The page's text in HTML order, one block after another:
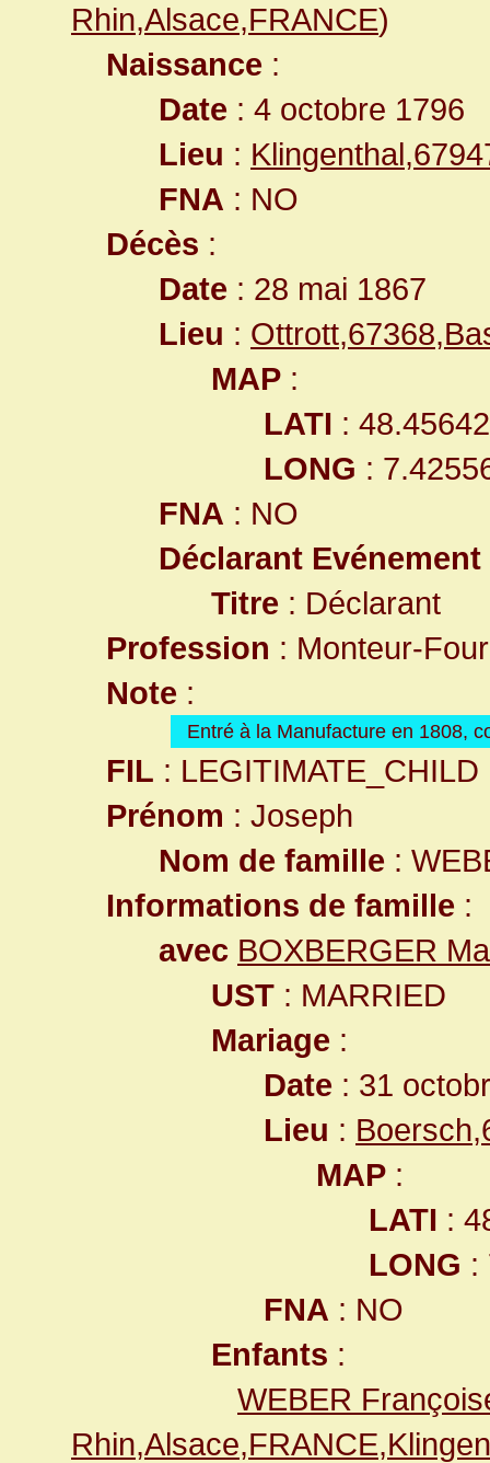
Rhin,Alsace,FRANCE)
Naissance :
Date : 4 octobre 1796
Lieu :
FNA : NO
Décès :
Date : 28 mai 1867
Lieu :
MAP :
LATI :
LONG :
FNA : NO
Déclarant Evénement
Titre : Déclarant
Profession : Monteur-
Note :
Entré à la Manufacture en 1808,
FIL : LEGITIMATE_CHILD
Prénom : Joseph
Nom de famille :
Informations de famille :
avec BOXBERGER
UST : MARRIED
Mariage :
Date : 31
Lieu :
MAP :
LATI :
LONG :
FNA : NO
Enfants :
WEBER